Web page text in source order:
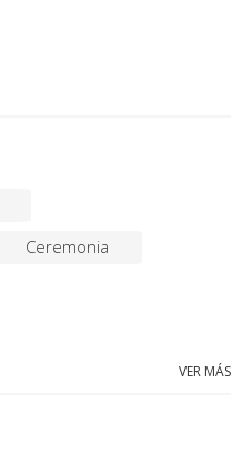
Ceremonia
VER MÁS